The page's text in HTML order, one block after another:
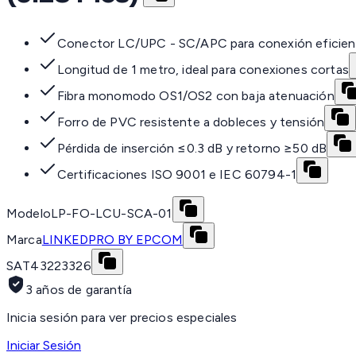
Conector LC/UPC - SC/APC para conexión
Longitud de 1 metro, ideal para conexiones cortas
Fibra monomodo OS1/OS2 con baja atenuación
Forro de PVC resistente a dobleces y tensión
Pérdida de inserción ≤0.3 dB y retorno ≥50 dB
Certificaciones ISO 9001 e IEC 60794-1
ModeloLP-FO-LCU-SCA-01
MarcaLINKEDPRO BY EPCOM
SAT43223326
3 años de garantía
Inicia sesión para ver precios especiales
Iniciar Sesión